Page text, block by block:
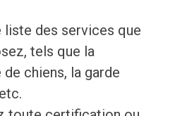
liste des services que
tels que la
chiens, la garde